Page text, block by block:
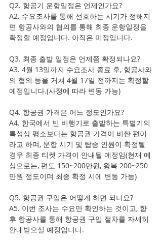
Q2. 항공기 운항일정은 언제인가요?
A2. 수요조사를 통해 선호하는 시기가 정해지
면 항공사와의 협의를 통해 최종 운항일정을
확정할 예정입니다. 아직은 미정입니다.
Q3. 최종 출발 일정은 언제쯤 확정되나요?
A3. 4월 13일까지 수요조사 종료 후, 항공사와
의 협의 등을 거쳐 4월 17일 전까지는 확정할
예정입니다.(사정에 따라 변동 가능)
Q4. 항공권 가격은 어느 정도인가요?
A4. 한국에서 빈 비행기로 출발하는 특별기의
특성상 평소보다는 항공권 가격이 비싼 편이
라고 하며, 운항 시기 및 탑승 인원이 확정될
경우 최종 티켓 가격이 안내될 예정임(현재 예
상으로는, 편도 150~200만원, 왕복 200~250
만원 정도이며 최종 확정 시에 변동 가능)
Q5. 항공권 구입은 어떻게 하면 되나요?
A5. 이번 조사는 수요만 확인하는 것이고, 향
후 항공사를 통해 항공권 구입 절차를 자세히
안내받으실 예정입니다.